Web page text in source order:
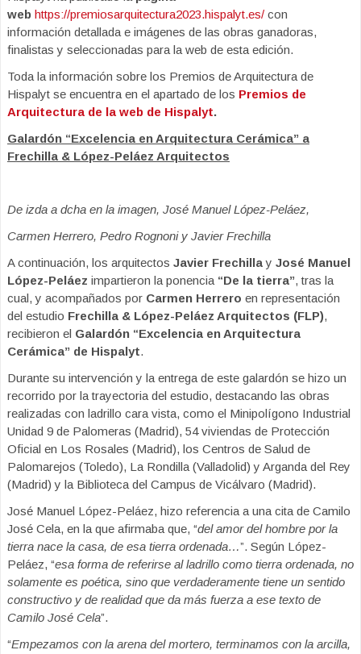
web https://premiosarquitectura2023.hispalyt.es/ con
información detallada e imágenes de las obras ganadoras,
finalistas y seleccionadas para la web de esta edición.
Toda la información sobre los Premios de Arquitectura de
Hispalyt se encuentra en el apartado de los Premios de
Arquitectura de la web de Hispalyt.
Galardón “Excelencia en Arquitectura Cerámica” a
Frechilla & López-Peláez Arquitectos
De izda a dcha en la imagen, José Manuel López-Peláez,
Carmen Herrero, Pedro Rognoni y Javier Frechilla
A continuación, los arquitectos Javier Frechillay José Manuel
López-Peláez impartieron la ponencia “De la tierra”, tras la
cual, y acompañados por Carmen Herrero en representación
del estudio Frechilla & López-Peláez Arquitectos (FLP),
recibieron el Galardón “Excelencia en Arquitectura
Cerámica” de Hispalyt.
Durante su intervención y la entrega de este galardón se hizo un
recorrido por la trayectoria del estudio, destacando las obras
realizadas con ladrillo cara vista, como el Minipolígono Industrial
Unidad 9 de Palomeras (Madrid), 54 viviendas de Protección
Oficial en Los Rosales (Madrid), los Centros de Salud de
Palomarejos (Toledo), La Rondilla (Valladolid) y Arganda del Rey
(Madrid) y la Biblioteca del Campus de Vicálvaro (Madrid).
José Manuel López-Peláez, hizo referencia a una cita de Camilo
José Cela, en la que afirmaba que, “del amor del hombre por la
tierra nace la casa, de esa tierra ordenada…”. Según López-
Peláez, “esa forma de referirse al ladrillo como tierra ordenada, no
solamente es poética, sino que verdaderamente tiene un sentido
constructivo y de realidad que da más fuerza a ese texto de
Camilo José Cela”.
“Empezamos con la arena del mortero, terminamos con la arcilla,